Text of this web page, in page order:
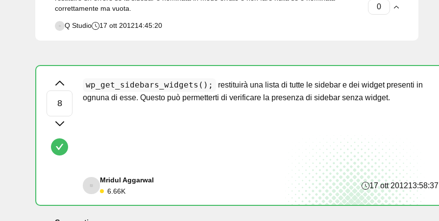
correttamente ma vuota.
Q Studio 17 ott 201214:45:20
wp_get_sidebars_widgets();
restituirà una lista di tutte le sidebar e dei widget presenti in
ognuna di esse. Questo può permetterti di verificare la presenza di sidebar senza widget.
Mridul Aggarwal
6.66K
17 ott 201213:58:37